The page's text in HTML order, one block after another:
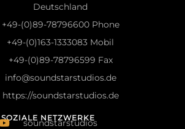
SOZIALE NETZWERKE
soundstarstudios
Deutschland
+49-(0)89-78796600 Phone
+49-(0)163-1333083 Mobil
+49-(0)89-78796599 Fax
info@soundstarstudios.de
https://soundstarstudios.de